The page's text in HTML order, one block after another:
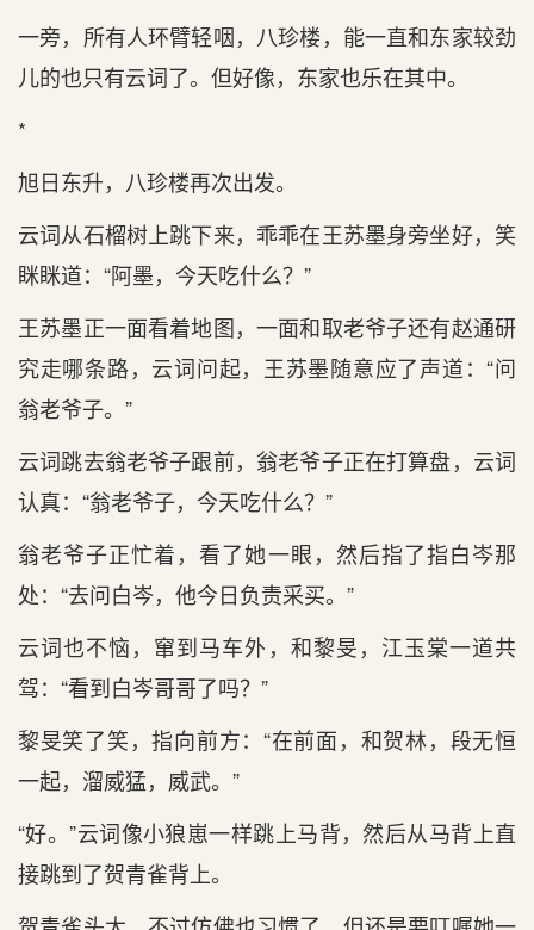
一旁，所有人环臂轻咽，八珍楼，能一直和东家较劲
儿的也只有云词了。但好像，东家也乐在其中。
*
旭日东升，八珍楼再次出发。
云词从石榴树上跳下来，乖乖在王苏墨身旁坐好，笑
眯眯道：“阿墨，今天吃什么？”
王苏墨正一面看着地图，一面和取老爷子还有赵通研
究走哪条路，云词问起，王苏墨随意应了声道：“问
翁老爷子。”
云词跳去翁老爷子跟前，翁老爷子正在打算盘，云词
认真：“翁老爷子，今天吃什么？”
翁老爷子正忙着，看了她一眼，然后指了指白岑那
处：“去问白岑，他今日负责采买。”
云词也不恼，窜到马车外，和黎旻，江玉棠一道共
驾：“看到白岑哥哥了吗？”
黎旻笑了笑，指向前方：“在前面，和贺林，段无恒
一起，溜威猛，威武。”
“好。”云词像小狼崽一样跳上马背，然后从马背上直
接跳到了贺青雀背上。